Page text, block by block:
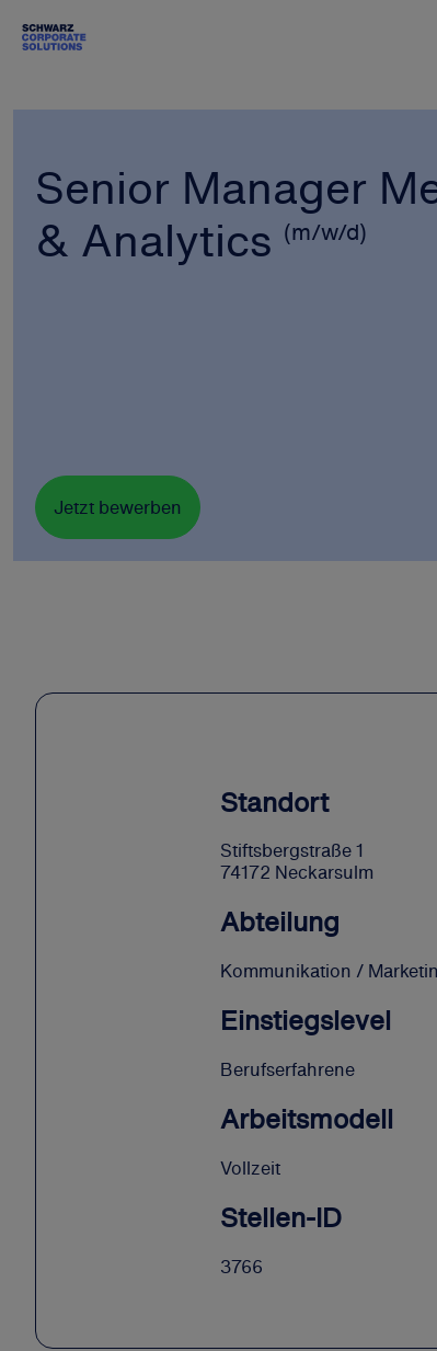
Senior Manager
& Analytics (m/w/d)
Jetzt bewerben
Standort
Stiftsbergstraße 1
74172 Neckarsulm
Abteilung
Kommunikation /
Einstiegslevel
Berufserfahrene
Arbeitsmodell
Vollzeit
Stellen-ID
3766